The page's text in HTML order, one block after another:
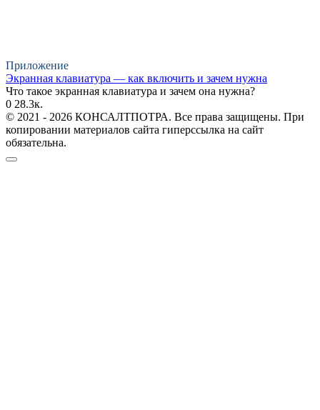
Приложение
Экранная клавиатура — как включить и зачем нужна
Что такое экранная клавиатура и зачем она нужна?
0 28.3к.
© 2021 - 2026 КОНСАЛТПОТРА. Все права защищены. При
копировании материалов сайта гиперссылка на сайт
обязательна.